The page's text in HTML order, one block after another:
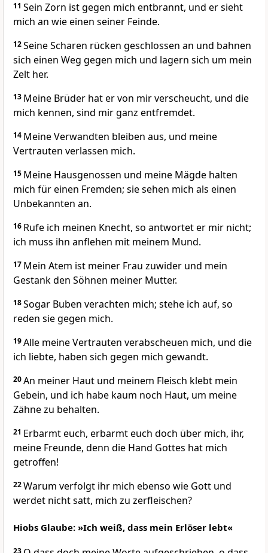
11 Sein Zorn ist gegen mich entbrannt, und er sieht
mich an wie einen seiner Feinde.
12Seine Scharen rücken geschlossen an und bahnen
sich einen Weg gegen mich und lagern sich um mein
Zelt her.
13 Meine Brüder hat er von mir verscheucht, und die
mich kennen, sind mir ganz entfremdet.
14 Meine Verwandten bleiben aus, und meine
Vertrauten verlassen mich.
15 Meine Hausgenossen und meine Mägde halten
mich für einen Fremden; sie sehen mich als einen
Unbekannten an.
16 Rufe ich meinen Knecht, so antwortet er mir nicht;
ich muss ihn anflehen mit meinem Mund.
17 Mein Atem ist meiner Frau zuwider und mein
Gestank den Söhnen meiner Mutter.
18Sogar Buben verachten mich; stehe ich auf, so
reden sie gegen mich.
19Alle meine Vertrauten verabscheuen mich, und die
ich liebte, haben sich gegen mich gewandt.
20An meiner Haut und meinem Fleisch klebt mein
Gebein, und ich habe kaum noch Haut, um meine
Zähne zu behalten.
21 Erbarmt euch, erbarmt euch doch über mich, ihr,
meine Freunde, denn die Hand Gottes hat mich
getroffen!
22Warum verfolgt ihr mich ebenso wie Gott und
werdet nicht satt, mich zu zerfleischen?
Hiobs Glaube: »Ich weiß, dass mein Erlöser lebt«
23